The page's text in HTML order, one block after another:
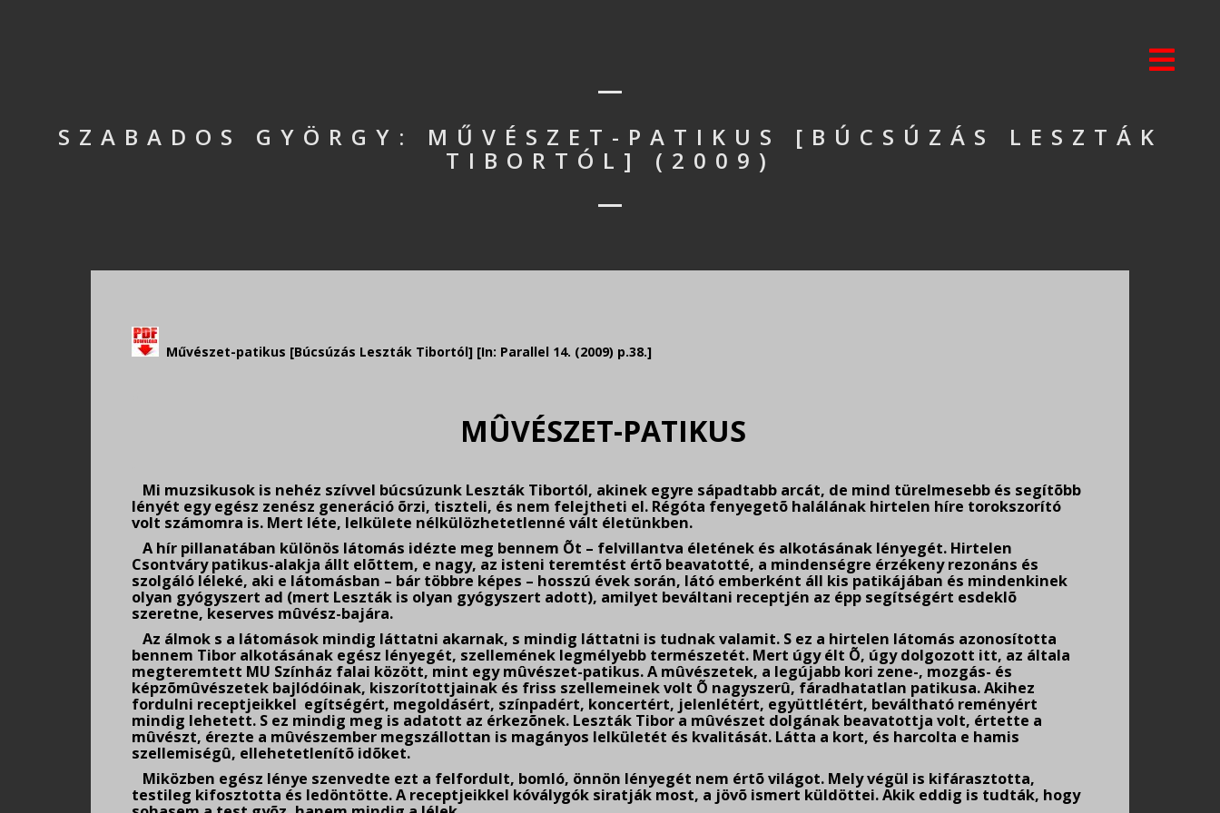
SZABADOS GYÖRGY: MŰVÉSZET-PATIKUS [BÚCSÚZÁS LESZTÁK
TIBORTÓL] (2009)
Művészet-patikus [Búcsúzás Leszták Tibortól] [In: Parallel 14. (2009) p.38.]
MÛVÉSZET-PATIKUS
Mi muzsikusok is nehéz szívvel búcsúzunk Leszták Tibortól, akinek egyre sápadtabb arcát, de mind türelmesebb és segítõbb
lényét egy egész zenész generáció õrzi, tiszteli, és nem felejtheti el. Régóta fenyegetõ halálának hirtelen híre torokszorító
volt számomra is. Mert léte, lelkülete nélkülözhetetlenné vált életünkben.
A hír pillanatában különös látomás idézte meg bennem Õt – felvillantva életének és alkotásának lényegét. Hirtelen
Csontváry patikus-alakja állt elõttem, e nagy, az isteni teremtést értõ beavatotté, a mindenségre érzékeny rezonáns és
szolgáló léleké, aki e látomásban – bár többre képes – hosszú évek során, látó emberként áll kis patikájában és mindenkinek
olyan gyógyszert ad (mert Leszták is olyan gyógyszert adott), amilyet beváltani receptjén az épp segítségért esdeklõ
szeretne, keserves mûvész-bajára.
Az álmok s a látomások mindig láttatni akarnak, s mindig láttatni is tudnak valamit. S ez a hirtelen látomás azonosította
bennem Tibor alkotásának egész lényegét, szellemének legmélyebb természetét. Mert úgy élt Õ, úgy dolgozott itt, az általa
megteremtett MU Színház falai között, mint egy mûvészet-patikus. A mûvészetek, a legújabb kori zene-, mozgás- és
képzõmûvészetek bajlódóinak, kiszorítottjainak és friss szellemeinek volt Õ nagyszerû, fáradhatatlan patikusa. Akihez
fordulni receptjeikkel egítségért, megoldásért, színpadért, koncertért, jelenlétért, együttlétért, beváltható reményért
mindig lehetett. S ez mindig meg is adatott az érkezõnek. Leszták Tibor a mûvészet dolgának beavatottja volt, értette a
mûvészt, érezte a mûvészember megszállottan is magányos lelkületét és kvalitását. Látta a kort, és harcolta e hamis
szellemiségû, ellehetetlenítõ idõket.
Miközben egész lénye szenvedte ezt a felfordult, bomló, önnön lényegét nem értõ világot. Mely végül is kifárasztotta,
testileg kifosztotta és ledöntötte. A receptjeikkel kóválygók siratják most, a jövõ ismert küldöttei. Akik eddig is tudták, hogy